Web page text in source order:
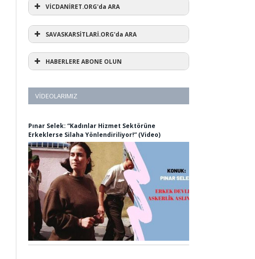
VİCDANİRET.ORG'da ARA
SAVASKARSİTLARİ.ORG'da ARA
HABERLERE ABONE OLUN
VIDEOLARIMIZ
Pınar Selek: “Kadınlar Hizmet Sektörüne
Erkeklerse Silaha Yönlendiriliyor!” (Video)